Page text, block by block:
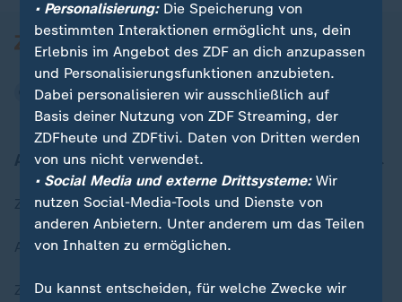
Aktuell bei ZDFheute
Zuletzt veröffentlicht
Aktuelle Sendungs-Videos
ZDFheute Stories
• Personalisierung:Die Speicherung von
bestimmten Interaktionen ermöglicht uns, dein
Erlebnis im Angebot des ZDF an dich anzupassen
und Personalisierungsfunktionen anzubieten.
Dabei personalisieren wir ausschließlich auf
Basis deiner Nutzung von ZDF Streaming, der
ZDFheute und ZDFtivi. Daten von Dritten werden
von uns nicht verwendet.
• Social Media und externe Drittsysteme:Wir
nutzen Social-Media-Tools und Dienste von
anderen Anbietern. Unter anderem um das Teilen
von Inhalten zu ermöglichen.
Du kannst entscheiden, für welche Zwecke wir